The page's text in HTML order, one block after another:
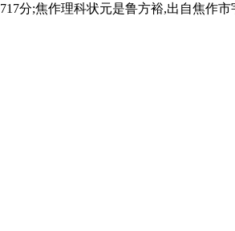
分;焦作理科状元是鲁方裕,出自焦作